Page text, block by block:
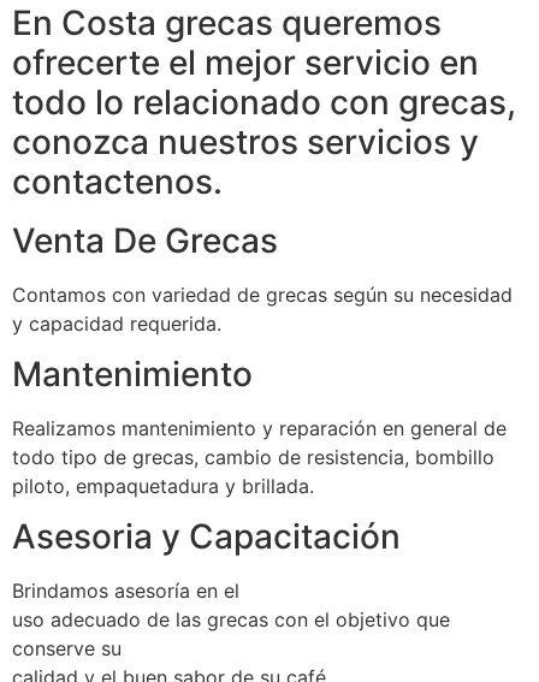
En Costa grecas queremos
ofrecerte el mejor servicio en
todo lo relacionado con grecas,
conozca nuestros servicios y
contactenos.
Venta De Grecas
Contamos con variedad de grecas según su necesidad
y capacidad requerida.
Mantenimiento
Realizamos mantenimiento y reparación en general de
todo tipo de grecas, cambio de resistencia, bombillo
piloto, empaquetadura y brillada.
Asesoria y Capacitación
Brindamos asesoría en el
uso adecuado de las grecas con el objetivo que
conserve su